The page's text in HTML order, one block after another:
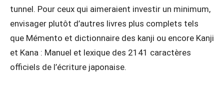
tunnel. Pour ceux qui aimeraient investir un minimum,
envisager plutôt d’autres livres plus complets tels
que Mémento et dictionnaire des kanji ou encore Kanji
et Kana : Manuel et lexique des 2141 caractères
officiels de l’écriture japonaise.